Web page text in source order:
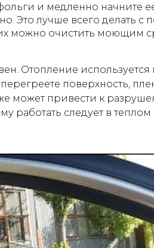
и медленно начните
Это лучше всего делать с
их можно очистить моющим
Отопление
поверхность,
может привести к
работать следует в